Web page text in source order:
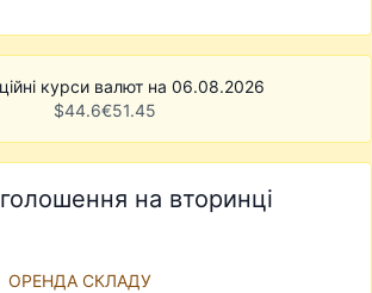
курси валют на 06.08.2026
$44.6€51.45
на вторинці
ОРЕНДА СКЛАДУ